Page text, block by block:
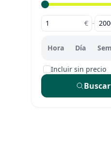
€ -
Hora Día
Incluir sin precio
Buscar